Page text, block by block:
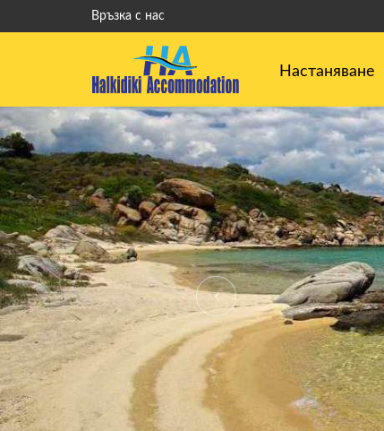
Връзка с нас
Настаняване